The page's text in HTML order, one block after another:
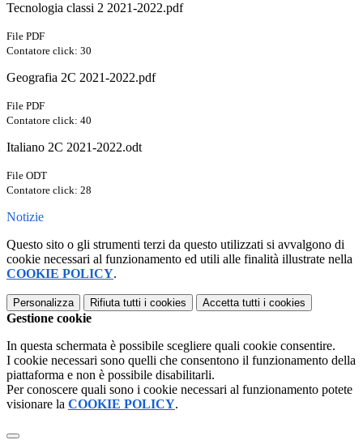
Tecnologia classi 2 2021-2022.pdf
File PDF
Contatore click: 30
Geografia 2C 2021-2022.pdf
File PDF
Contatore click: 40
Italiano 2C 2021-2022.odt
File ODT
Contatore click: 28
Notizie
Questo sito o gli strumenti terzi da questo utilizzati si avvalgono di
cookie necessari al funzionamento ed utili alle finalità illustrate nella
COOKIE POLICY.
Personalizza Rifiuta tutti i cookies Accetta tutti i cookies
Gestione cookie
In questa schermata è possibile scegliere quali cookie consentire.
I cookie necessari sono quelli che consentono il funzionamento della
piattaforma e non è possibile disabilitarli.
Per conoscere quali sono i cookie necessari al funzionamento potete
visionare la COOKIE POLICY.